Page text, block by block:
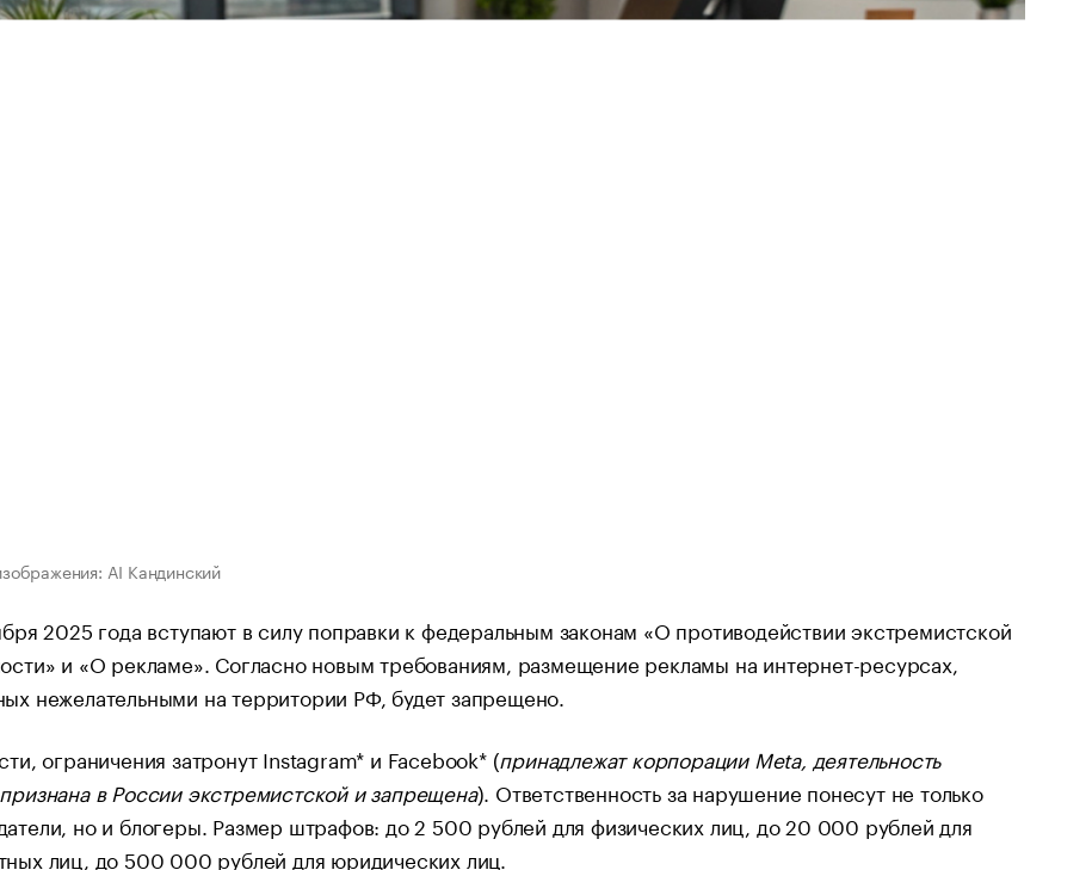
AI Кандинский
2025 года вступают в силу поправки к федеральным законам «О противодействии экстремистской
и «О рекламе». Согласно новым требованиям, размещение рекламы на интернет-ресурсах,
нежелательными на территории РФ, будет запрещено.
ограничения затронут Instagram* и Facebook* (принадлежат корпорации Meta, деятельность
в России экстремистской и запрещена). Ответственность за нарушение понесут не только
но и блогеры. Размер штрафов: до 2 500 рублей для физических лиц, до 20 000 рублей для
лиц, до 500 000 рублей для юридических лиц.